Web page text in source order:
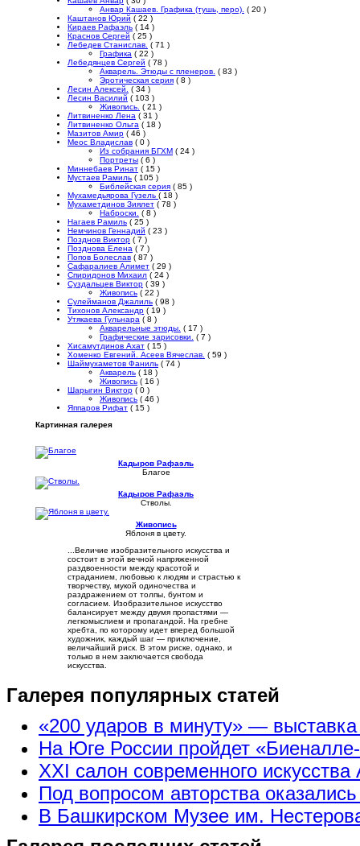
Анвар Кашаев. Графика (тушь, перо). ( 20 )
Каштанов Юрий ( 22 )
Кираев Рафаэль ( 14 )
Краснов Сергей ( 25 )
Лебедев Станислав. ( 71 )
Графика ( 22 )
Лебедянцев Сергей ( 78 )
Акварель. Этюды с пленеров. ( 83 )
Эротическая серия ( 8 )
Лесин Алексей. ( 34 )
Лесин Василий ( 103 )
Живопись. ( 21 )
Литвиненко Лена ( 31 )
Литвиненко Ольга ( 18 )
Мазитов Амир ( 46 )
Меос Владислав ( 0 )
Из собрания БГХМ ( 24 )
Портреты ( 6 )
Миннебаев Ринат ( 15 )
Мустаев Рамиль ( 105 )
Библейская серия ( 85 )
Мухамедьярова Гузель ( 18 )
Мухаметдинов Зиялет ( 78 )
Наброски. ( 8 )
Нагаев Рамиль ( 25 )
Немчинов Геннадий ( 23 )
Позднов Виктор ( 7 )
Позднова Елена ( 7 )
Попов Болеслав ( 87 )
Сафаралиев Алимет ( 29 )
Спиридонов Михаил ( 24 )
Суздальцев Виктор ( 39 )
Живопись ( 22 )
Сулейманов Джалиль ( 98 )
Тихонов Александр ( 19 )
Утякаева Гульнара ( 8 )
Акварельные этюды. ( 17 )
Графические зарисовки. ( 7 )
Хисамутдинов Ахат ( 15 )
Хоменко Евгений. Асеев Вячеслав. ( 59 )
Шаймухаметов Фаниль ( 74 )
Акварель ( 18 )
Живопись ( 16 )
Шарыгин Виктор ( 0 )
Живопись ( 46 )
Яппаров Рифат ( 15 )
Картинная галерея
Кадыров Рафаэль
Благое
Кадыров Рафаэль
Стволы.
Живопись
Яблоня в цвету.
...Величие изобразительного искусства и
состоит в этой вечной напряженной
раздвоенности между красотой и
страданием, любовью к людям и страстью к
творчеству, мукой одиночества и
раздражением от толпы, бунтом и
согласием. Изобразительное искусство
балансирует между двумя пропастями —
легкомыслием и пропагандой. На гребне
хребта, по которому идет вперед большой
художник, каждый шаг — приключение,
величайший риск. В этом риске, однако, и
только в нем заключается свобода
искусства.
Галерея популярных статей
«200 ударов в минуту» —
На Юге России пройдет
XXI салон современного искусства
Под вопросом авторства
В Башкирском Музее им.